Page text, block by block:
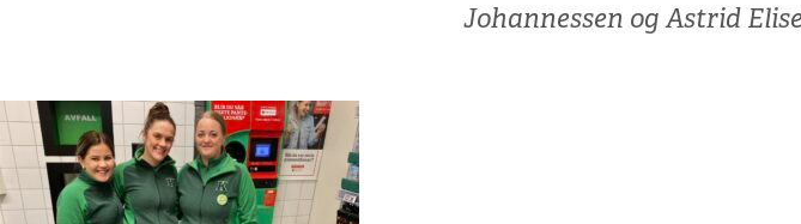
Johannessen og Astrid